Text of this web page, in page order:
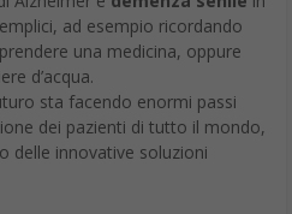
ad esempio ricordando
una medicina, oppure
d’acqua.
sta facendo enormi passi
dei pazienti di tutto il mondo,
delle innovative soluzioni